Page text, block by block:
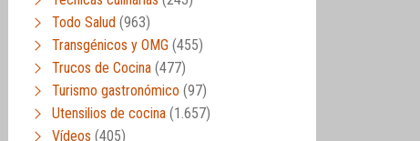
Todo Salud (963)
Transgénicos y OMG (455)
Trucos de Cocina (477)
Turismo gastronómico (97)
Utensilios de cocina (1.657)
Vídeos (405)